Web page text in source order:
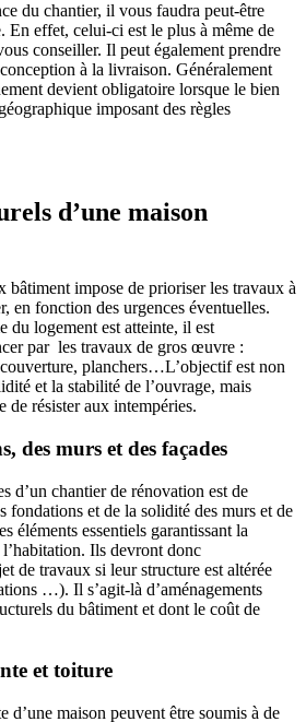
du chantier, il vous faudra peut-être
En effet, celui-ci est le plus à même de
conseiller. Il peut également prendre
à la livraison. Généralement
devient obligatoire lorsque le bien
imposant des règles
d’une maison
bâtiment impose de prioriser les travaux à
en fonction des urgences éventuelles.
du logement est atteinte, il est
par les travaux de gros œuvre :
planchers…L’objectif est non
et la stabilité de l’ouvrage, mais
de résister aux intempéries.
des murs et des façades
d’un chantier de rénovation est de
fondations et de la solidité des murs et de
éléments essentiels garantissant la
Ils devront donc
de travaux si leur structure est altérée
…). Il s’agit-là d’aménagements
du bâtiment et dont le coût de
et toiture
d’une maison peuvent être soumis à de